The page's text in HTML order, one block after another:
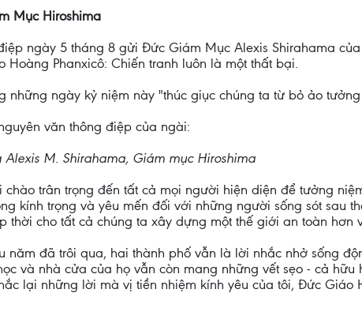
Mục Hiroshima
ngày 5 tháng 8 gửi Đức Giám Mục Alexis Shirahama
Hoàng Phanxicô: Chiến tranh luôn là một thất bại.
những ngày kỷ niệm này "thúc giục chúng ta từ bỏ ảo
văn thông điệp của ngài:
M. Shirahama, Giám mục Hiroshima
chào trân trọng đến tất cả mọi người hiện diện để tưởng
kính trọng và yêu mến đối với những người sống sót sau
thời cho tất cả chúng ta xây dựng một thế giới an toàn hơn
năm đã trôi qua, hai thành phố vẫn là lời nhắc nhở sống
và nhà cửa của họ vẫn còn mang những vết sẹo - cả
lại những lời mà vị tiền nhiệm kính yêu của tôi, Đức